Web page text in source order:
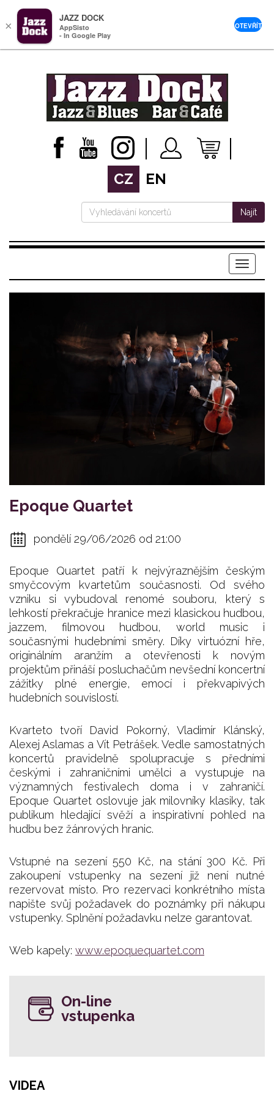
CZ EN
Najít
Menu
Epoque Quartet
pondělí 29/06/2026 od 21:00
Epoque Quartet patří k nejvýraznějším českým
smyčcovým kvartetům současnosti. Od svého
vzniku si vybudoval renomé souboru, který s
lehkostí překračuje hranice mezi klasickou hudbou,
jazzem, filmovou hudbou, world music i
současnými hudebními směry. Díky virtuózní hře,
originálním aranžím a otevřenosti k novým
projektům přináší posluchačům nevšední koncertní
zážitky plné energie, emocí i překvapivých
hudebních souvislostí.
Kvarteto tvoří David Pokorný, Vladimír Klánský,
Alexej Aslamas a Vít Petrášek. Vedle samostatných
koncertů pravidelně spolupracuje s předními
českými i zahraničními umělci a vystupuje na
významných festivalech doma i v zahraničí.
Epoque Quartet oslovuje jak milovníky klasiky, tak
publikum hledající svěží a inspirativní pohled na
hudbu bez žánrových hranic.
Vstupné na sezení 550 Kč, na stání 300 Kč. Při
zakoupení vstupenky na sezení již není nutné
rezervovat místo. Pro rezervaci konkrétního místa
napište svůj požadavek do poznámky při nákupu
vstupenky. Splnění požadavku nelze garantovat.
Web kapely: www.epoquequartet.com
On-line
vstupenka
VIDEA
×
JAZZ DOCK
AppSisto
- In Google Play
OTEVŘÍT